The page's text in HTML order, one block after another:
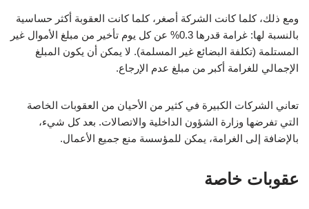
ومع ذلك، كلما كانت الشركة أصغر، كلما كانت العقوبة أكثر حساسية
بالنسبة لها: غرامة قدرها 0.3% عن كل يوم تأخير من مبلغ الأموال غير
المستلمة (تكلفة البضائع غير المسلمة). لا يمكن أن يكون المبلغ
الإجمالي للغرامة أكبر من مبلغ عدم الإرجاع.
تعاني الشركات الكبيرة في كثير من الأحيان من العقوبات الخاصة
التي تفرضها وزارة الشؤون الداخلية والاتصالات. بعد كل شيء،
بالإضافة إلى الغرامة، يمكن للمؤسسة منع جميع الأعمال.
عقوبات خاصة